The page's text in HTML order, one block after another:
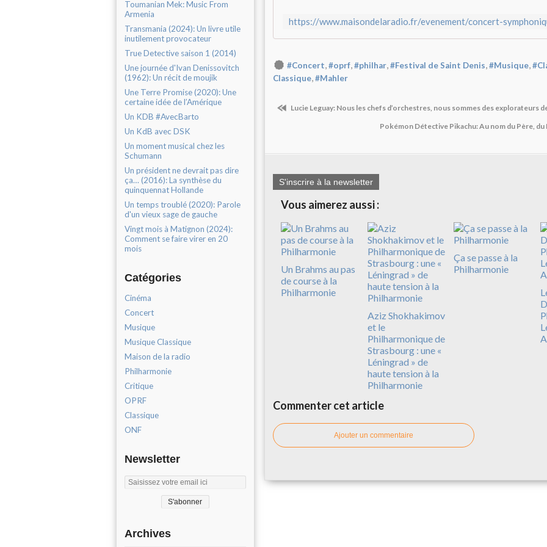
Toumanian Mek: Music From
Armenia
Transmania (2024): Un livre utile
inutilement provocateur
True Detective saison 1 (2014)
Une journée d'Ivan Denissovitch
(1962): Un récit de moujik
Une Terre Promise (2020): Une
certaine idée de l’Amérique
Un KDB #AvecBarto
Un KdB avec DSK
Un moment musical chez les
Schumann
Un président ne devrait pas dire
ça… (2016): La synthèse du
quinquennat Hollande
Un temps troublé (2020): Parole
d'un vieux sage de gauche
Vingt mois à Matignon (2024):
Comment se faire virer en 20
mois
Catégories
Cinéma
Concert
Musique
Musique Classique
Maison de la radio
Philharmonie
Critique
OPRF
Classique
ONF
Newsletter
Archives
#Concert,#oprf,#philhar,#Festival de Saint Denis,#Musique,
Classique,#Mahler
Lucie Leguay: Nous les chefs d’orchestres, nous sommes des explorateurs
Pokémon Détective Pikachu: Au nom du Père,
S'inscrire à la newsletter
Vous aimerez aussi :
Un Brahms au pas
de course à la
Philharmonie
Aziz Shokhakimov
et le
Philharmonique de
Strasbourg : une «
Léningrad » de
haute tension à la
Philharmonie
Ça se passe à la
Philharmonie
Commenter cet article
Ajouter un commentaire